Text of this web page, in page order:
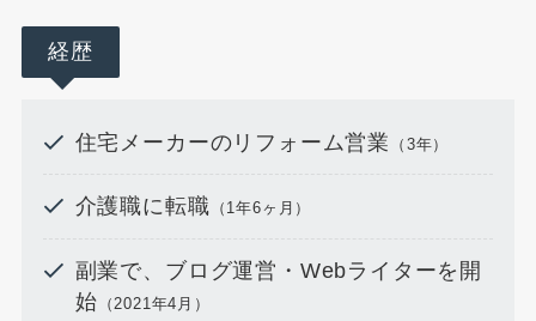
経歴
住宅メーカーのリフォーム営業 （3年）
介護職に転職 （1年6ヶ月）
副業で、ブログ運営・Webライターを開
始 （2021年4月）